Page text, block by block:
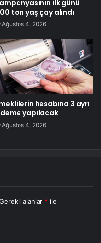
ilk günü
ton yaş çay alındı
Ağustos 4, 2026
hesabına 3 ayrı
yapılacak
Ağustos 4, 2026
Gerekli alanlar * ile